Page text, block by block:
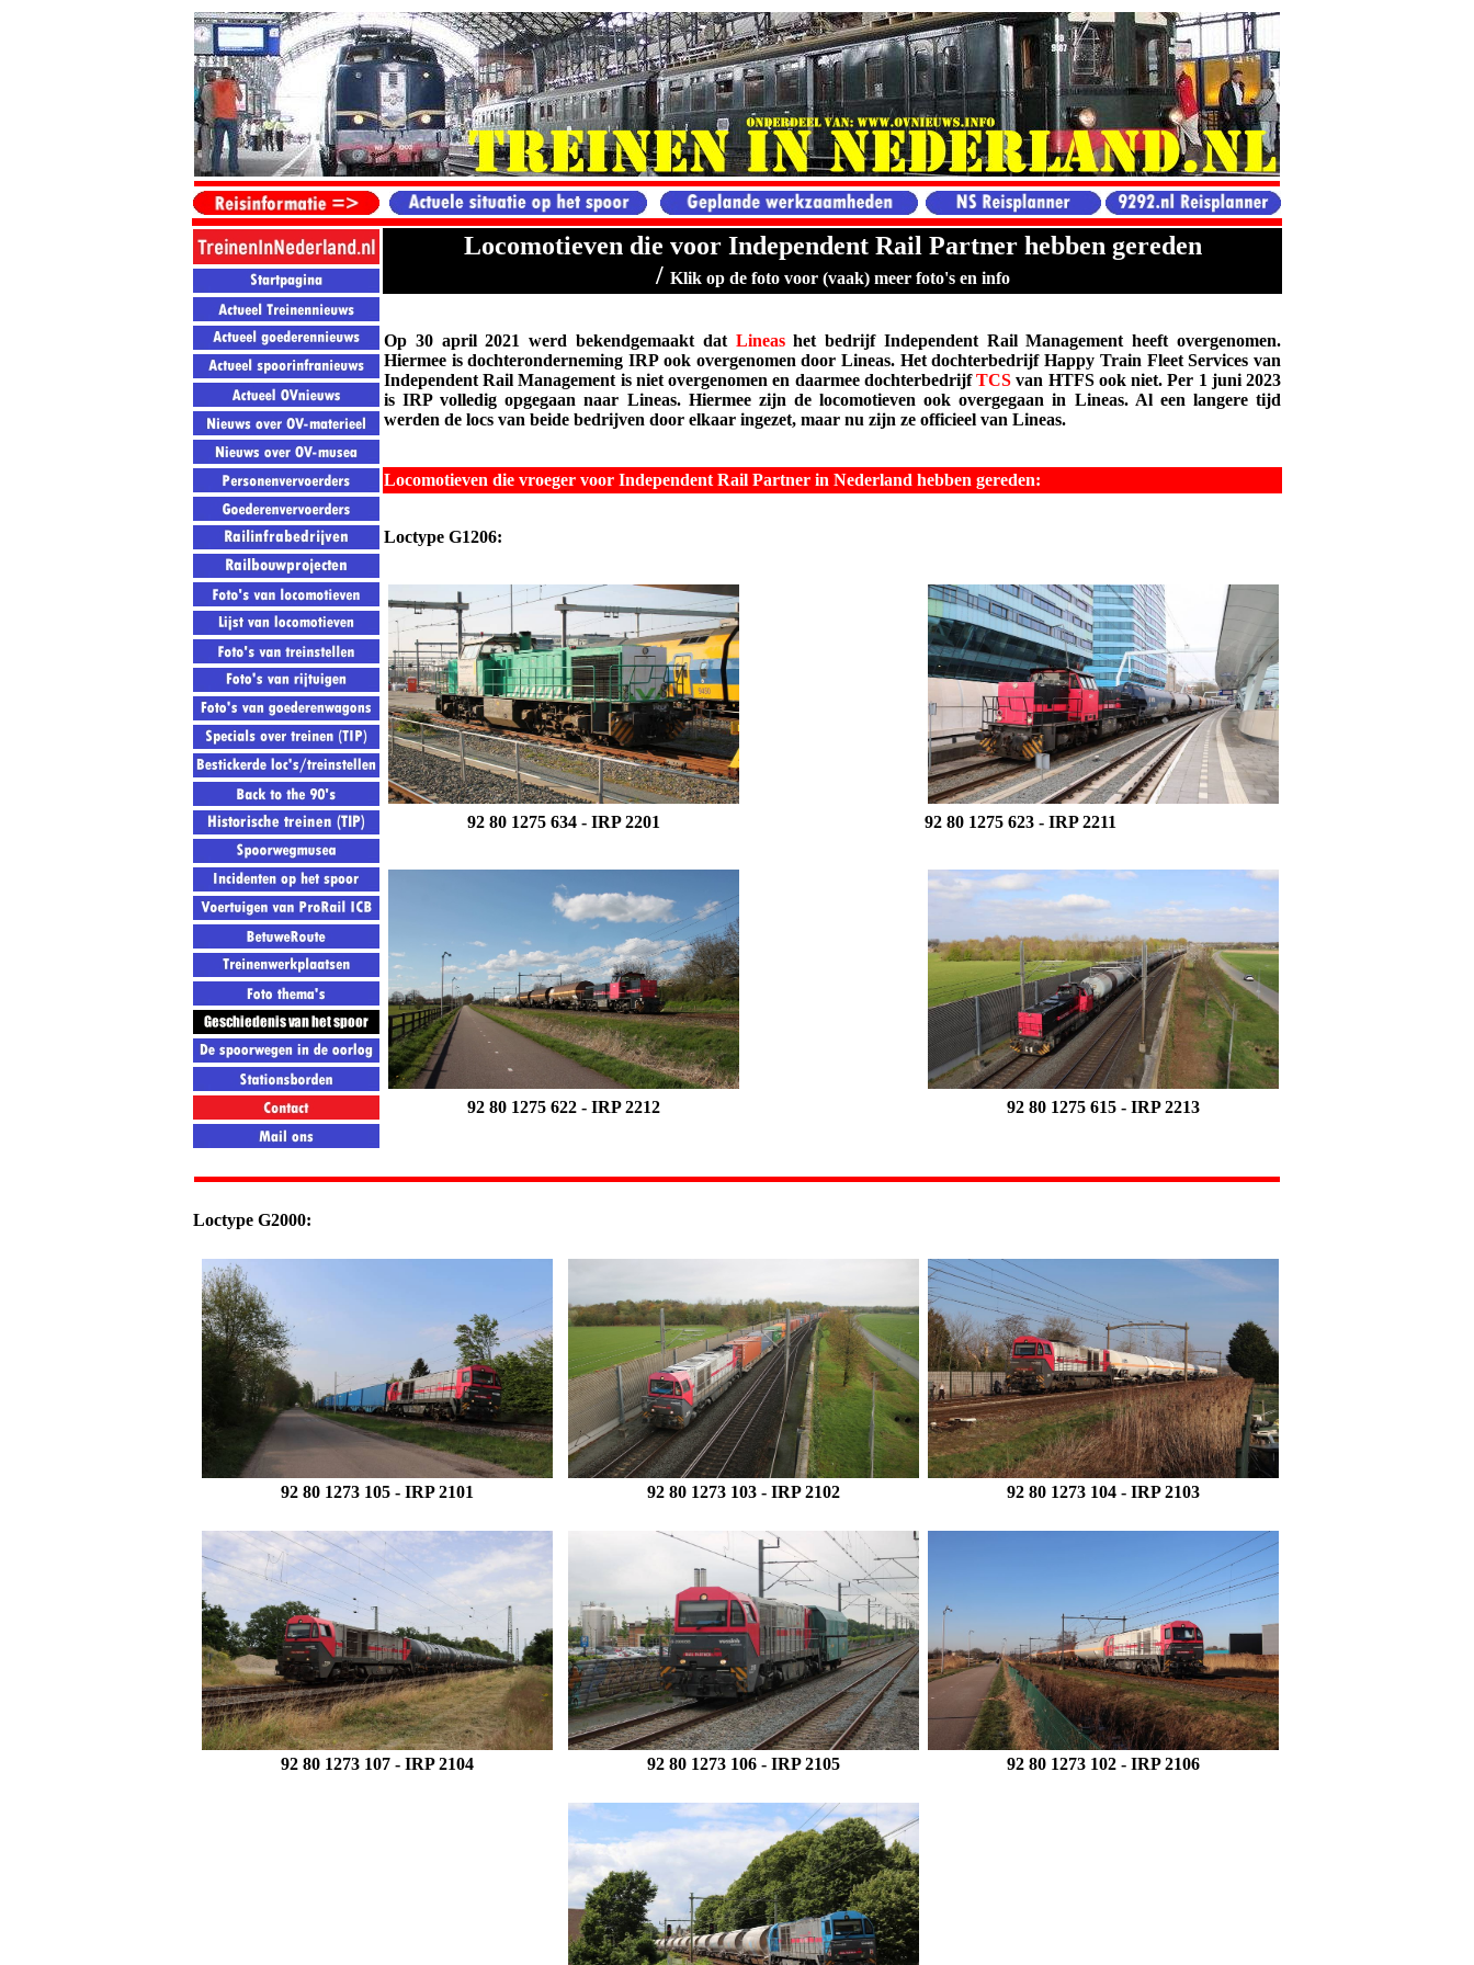
Locomotieven die voor Independent Rail Partner hebben gereden
/ Klik op de foto voor (vaak) meer foto's en info
Op 30 april 2021 werd bekendgemaakt dat Lineashet bedrijf IndependentRail Management heeft overgenomen.
Hiermee is dochterondernemingIRPook overgenomen door Lineas. Het dochterbedrijf Happy Train Fleet Services van
Independent Rail Management is niet overgenomen en daarmee dochterbedrijfTCS van HTFS ook niet.Per 1 juni 2023
is IRP volledig opgegaan naar Lineas. Hiermee zijn de locomotieven ook overgegaan in Lineas. Al een langere tijd
werden de locs van beide bedrijven door elkaar ingezet, maar nu zijn ze officieel van Lineas.
Locomotieven die vroeger voor Independent Rail Partner in Nederland hebben gereden:
Loctype G1206:
92 80 1275 634- IRP 2201 92 80 1275 623 - IRP 2211
92 80 1275 622-IRP 2212 92 80 1275 615 - IRP 2213
Loctype G2000:
92 80 1273 105 - IRP 2101 92 80 1273 103- IRP 2102 92 80 1273 104- IRP 2103
92 80 1273 107 - IRP 2104 92 80 1273 106- IRP 2105 92 80 1273 102 - IRP 2106